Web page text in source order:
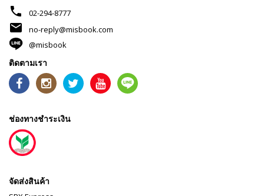
phone 02-294-8777
mail
no-reply@misbook.com
@misbook
ติดตามเรา
ช่องทางชำระเงิน
จัดส่งสินค้า